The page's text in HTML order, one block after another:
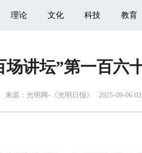
理论 文化 科技 教育
场讲坛”第一百六
来源： 光明网-《光明日报》 2025-09-06